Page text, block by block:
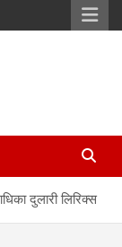
दुलारी लिरिक्स